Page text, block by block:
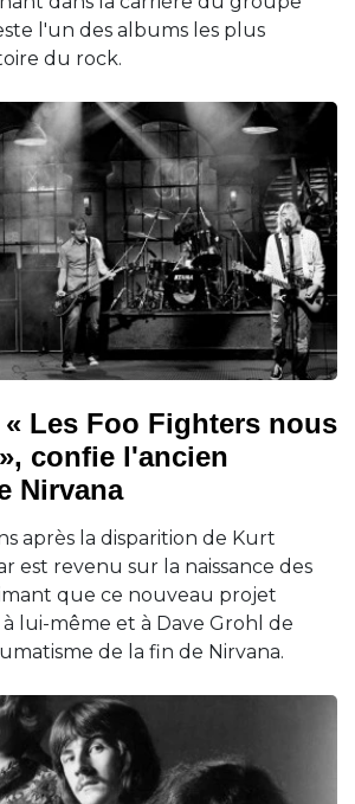
l'un des albums les plus
du rock.
« Les Foo Fighters nous
confie l'ancien
Nirvana
après la disparition de Kurt
est revenu sur la naissance des
que ce nouveau projet
lui-même et à Dave Grohl de
de la fin de Nirvana.